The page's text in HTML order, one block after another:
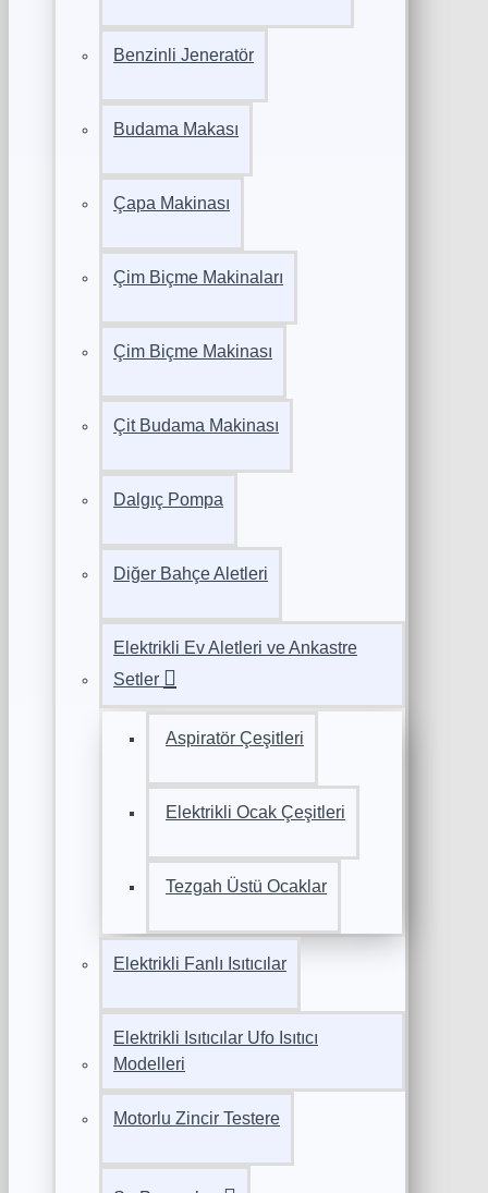
Benzinli Jeneratör
Budama Makası
Çapa Makinası
Çim Biçme Makinaları
Çim Biçme Makinası
Çit Budama Makinası
Dalgıç Pompa
Diğer Bahçe Aletleri
Elektrikli Ev Aletleri ve Ankastre
Setler
Aspiratör Çeşitleri
Elektrikli Ocak Çeşitleri
Tezgah Üstü Ocaklar
Elektrikli Fanlı Isıtıcılar
Elektrikli Isıtıcılar Ufo Isıtıcı
Modelleri
Motorlu Zincir Testere